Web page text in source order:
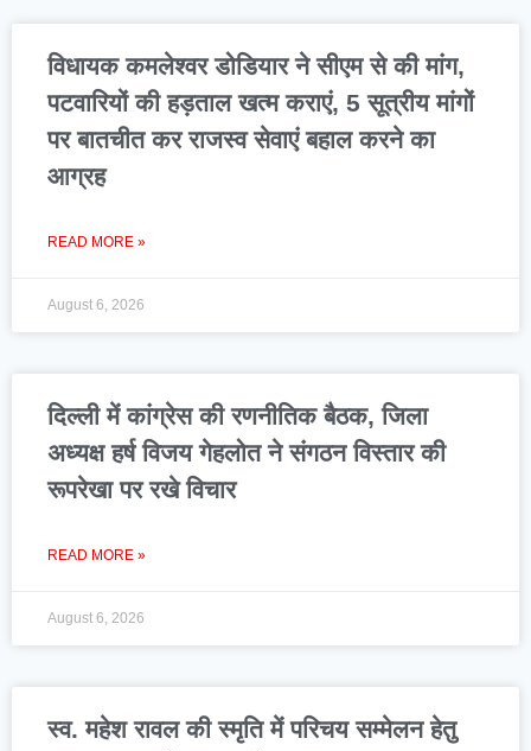
विधायक कमलेश्वर डोडियार ने सीएम से की मांग,
पटवारियों की हड़ताल खत्म कराएं, 5 सूत्रीय मांगों
पर बातचीत कर राजस्व सेवाएं बहाल करने का
आग्रह
READ MORE »
August 6, 2026
दिल्ली में कांग्रेस की रणनीतिक बैठक, जिला
अध्यक्ष हर्ष विजय गेहलोत ने संगठन विस्तार की
रूपरेखा पर रखे विचार
READ MORE »
August 6, 2026
स्व. महेश रावल की स्मृति में परिचय सम्मेलन हेतु